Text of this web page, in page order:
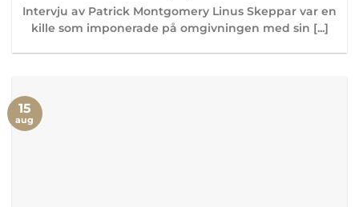
Intervju av Patrick Montgomery Linus Skeppar var en
kille som imponerade på omgivningen med sin [...]
15
aug